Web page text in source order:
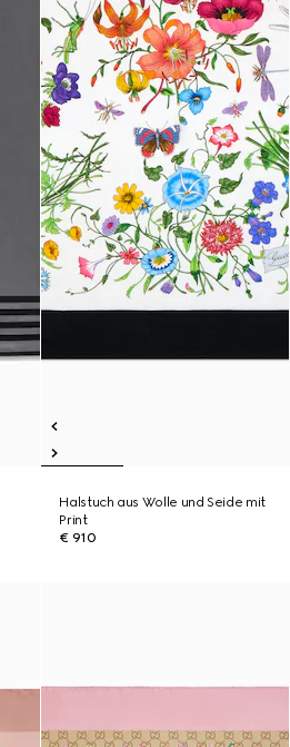
Halstuch aus Wolle und Seide mit
Print
€ 910